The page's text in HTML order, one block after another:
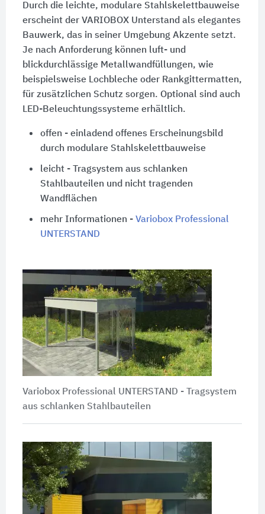
Durch die leichte, modulare Stahlskelettbauweise
erscheint der VARIOBOX Unterstand als elegantes
Bauwerk, das in seiner Umgebung Akzente setzt.
Je nach Anforderung können luft- und
blickdurchlässige Metallwandfüllungen, wie
beispielsweise Loch­bleche oder Rankgittermatten,
für zusätzlichen Schutz sorgen. Optional sind auch
LED-Beleuchtungssysteme erhältlich.
offen - einladend offenes Erscheinungsbild
durch modulare Stahlskelettbauweise
leicht - Tragsystem aus schlanken
Stahlbauteilen und nicht tragenden
Wandflächen
mehr Informationen - Variobox Professional
UNTERSTAND
Variobox Professional UNTERSTAND - Tragsystem
aus schlanken Stahlbauteilen